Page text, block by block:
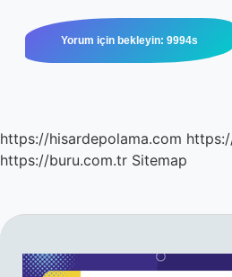
https://hisardepolama.com
https://buru.com.tr Sitemap
SIDEBAR